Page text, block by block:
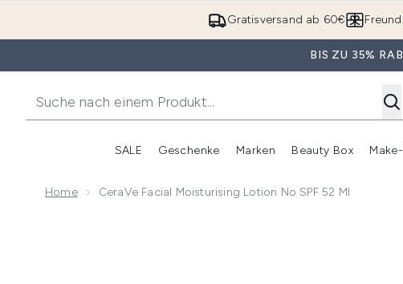
Gratisversand ab 60€
BIS ZU 35%
SALE
Untermenü Anmelden (SALE)
Geschenke
Untermenü Anmelden
Marken Beauty Box
Home CeraVe Facial Moisturising Lotion No SPF 52 Ml